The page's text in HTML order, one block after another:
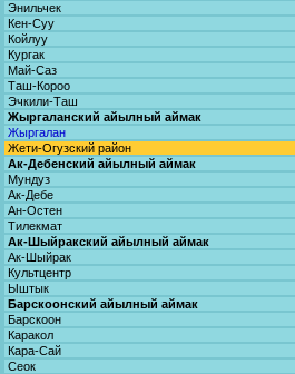
Энильчек
Кен-Суу
Койлуу
Кургак
Май-Саз
Таш-Короо
Эчкили-Таш
Жыргаланский айылный аймак
Жыргалан
Жети-Огузский район
Ак-Дебенский айылный аймак
Мундуз
Ак-Дебе
Ан-Остен
Тилекмат
Ак-Шыйракский айылный аймак
Ак-Шыйрак
Культцентр
Ыштык
Барскоонский айылный аймак
Барскоон
Каракол
Кара-Сай
Сеок